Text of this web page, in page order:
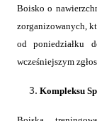
Boisko o
zorganizowanych,
od poniedziałku
wcześniejszym
Kompleksu